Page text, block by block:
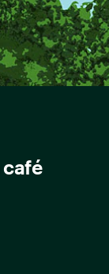
café